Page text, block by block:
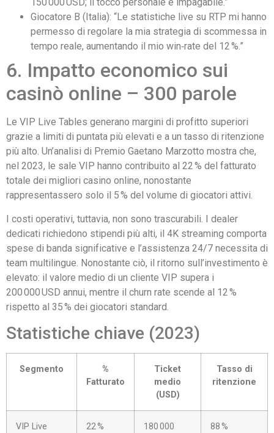
150 000 USD; il tocco personale è impagabile.”
Giocatore B (Italia): “Le statistiche live su RTP mi hanno
permesso di regolare la mia strategia di scommessa in
tempo reale, aumentando il mio win‑rate del 12 %.”
6. Impatto economico sui
casinò online – 300 parole
Le VIP Live Tables generano margini di profitto superiori
grazie a limiti di puntata più elevati e a un tasso di ritenzione
più alto. Un’analisi di Premio Gaetano Marzotto mostra che,
nel 2023, le sale VIP hanno contribuito al 22 % del fatturato
totale dei migliori casino online, nonostante
rappresentassero solo il 5 % del volume di giocatori attivi.
I costi operativi, tuttavia, non sono trascurabili. I dealer
dedicati richiedono stipendi più alti, il 4K streaming comporta
spese di banda significative e l’assistenza 24/7 necessita di
team multilingue. Nonostante ciò, il ritorno sull’investimento è
elevato: il valore medio di un cliente VIP supera i
200 000 USD annui, mentre il churn rate scende al 12 %
rispetto al 35 % dei giocatori standard.
Statistiche chiave (2023)
Segmento
%
Fatturato
Ticket
medio
(USD)
Tasso di
ritenzione
VIP Live
22 % 180 000 88 %